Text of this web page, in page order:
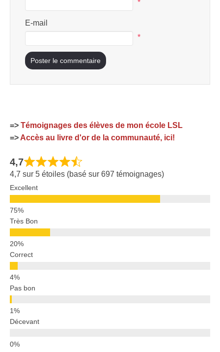
*
E-mail
*
=> Témoignages des élèves de mon école LSL
=> Accès au livre d'or de la communauté, ici!
4,7
4,7 sur 5 étoiles (basé sur 697 témoignages)
Excellent
Très Bon
Correct
Pas bon
Décevant